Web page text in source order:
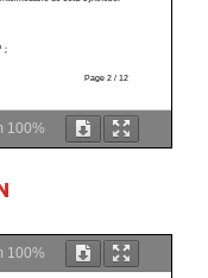
100%
100%